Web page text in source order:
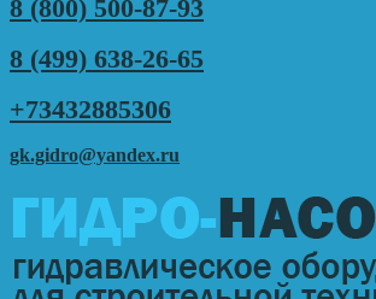
8 (800) 500-87-93
8 (499) 638-26-65
+73432885306
gk.gidro@yandex.ru